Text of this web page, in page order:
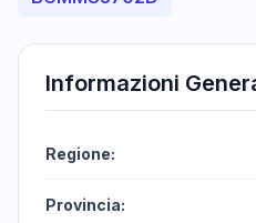
Informazioni
Regione:
Provincia: